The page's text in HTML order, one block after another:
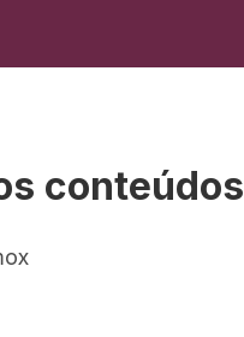
conteúdos